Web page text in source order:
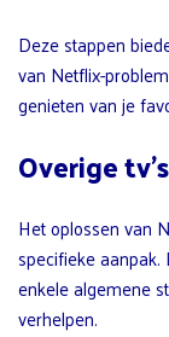
Deze stappen
van Netflix-
genieten van je
Overige tv’s
Het oplossen van
specifieke
enkele algemene
verhelpen.